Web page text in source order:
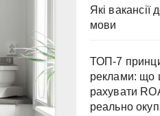
Які вакансії
мови
ТОП-7
реклами: що
рахувати
реально